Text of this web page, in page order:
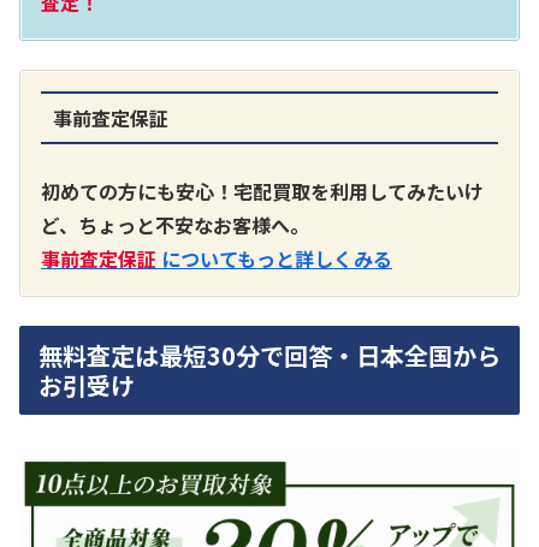
A3300 真空管プリアンプ
買取価格：お問合せください
SONY
DA7000ES アンプ
買取価格：お問合せください
事前査定保証
初めての方にも安心！宅配買取を利用してみたいけ
ど、ちょっと不安なお客様へ。
事前査定保証 についてもっと詳しくみる
無料査定は最短30分で回答・日本全国から
お引受け